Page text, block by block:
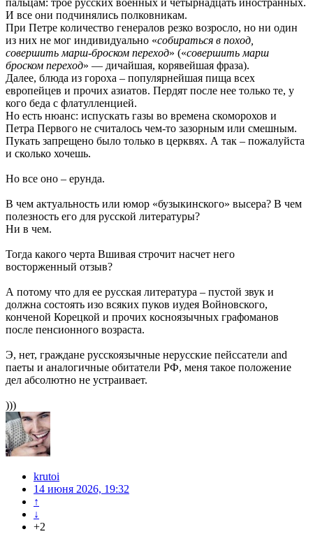
пальцам: трое русских военных и четырнадцать иностранных.
И все они подчинялись полковникам.
При Петре количество генералов резко возросло, но ни один
из них не мог индивидуально «собираться в поход,
совершить марш-броском переход» («совершить марш
броском переход» — дичайшая, корявейшая фраза).
Далее, блюда из гороха – популярнейшая пища всех
европейцев и прочих азиатов. Пердят после нее только те, у
кого беда с флатулленцией.
Но есть нюанс: испускать газы во времена скоморохов и
Петра Первого не считалось чем-то зазорным или смешным.
Пукать запрещено было только в церквях. А так – пожалуйста
и сколько хочешь.
Но все оно – ерунда.
В чем актуальность или юмор «бузыкинского» высера? В чем
полезность его для русской литературы?
Ни в чем.
Тогда какого черта Вшивая строчит насчет него
восторженный отзыв?
А потому что для ее русская литература – пустой звук и
должна состоять изо всяких пуков иудея Войновского,
конченой Корецкой и прочих косноязычных графоманов
после пенсионного возраста.
Э, нет, граждане русскоязычные нерусские пейссатели and
паеты и аналогичные обитатели РФ, меня такое положение
дел абсолютно не устраивает.
)))
krutoi
14 июня 2026, 19:32
↑
↓
+2